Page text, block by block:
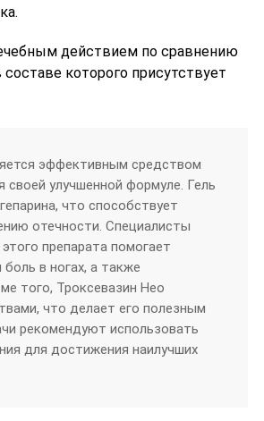
действием по сравнению
которого присутствует
эффективным средством
своей улучшенной формуле. Гель
что способствует
отечности. Специалисты
препарата помогает
в ногах, а также
того, Троксевазин Нео
что делает его полезным
рекомендуют использовать
для достижения наилучших